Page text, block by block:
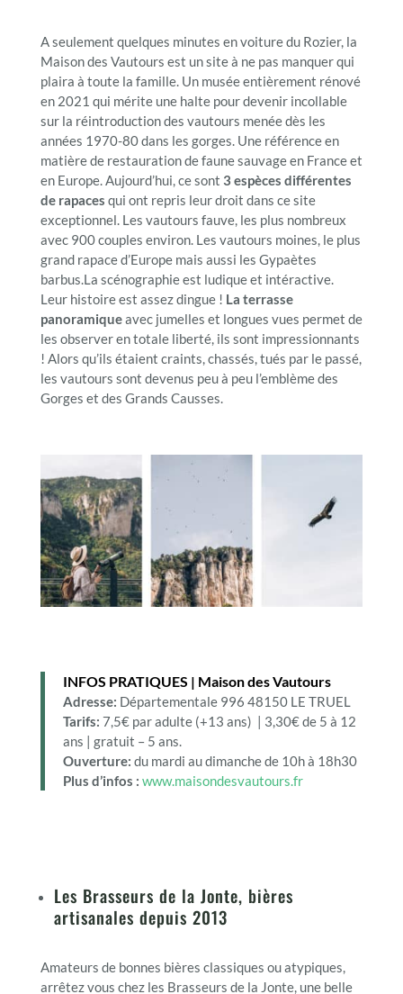
A seulement quelques minutes en voiture du Rozier, la
Maison des Vautours est un site à ne pas manquer qui
plaira à toute la famille. Un musée entièrement rénové
en 2021 qui mérite une halte pour devenir incollable
sur la réintroduction des vautours menée dès les
années 1970-80 dans les gorges. Une référence en
matière de restauration de faune sauvage en France et
en Europe. Aujourd’hui, ce sont 3 espèces différentes
de rapaces qui ont repris leur droit dans ce site
exceptionnel. Les vautours fauve, les plus nombreux
avec 900 couples environ. Les vautours moines, le plus
grand rapace d’Europe mais aussi les Gypaètes
barbus.La scénographie est ludique et intéractive.
Leur histoire est assez dingue ! La terrasse
panoramiqueavec jumelles et longues vues permet de
les observer en totale liberté, ils sont impressionnants
! Alors qu’ils étaient craints, chassés, tués par le passé,
les vautours sont devenus peu à peu l’emblème des
Gorges et des Grands Causses.
INFOS PRATIQUES | Maison des Vautours
Adresse: Départementale 996 48150 LE TRUEL
Tarifs: 7,5€ par adulte (+13 ans) | 3,30€ de 5 à 12
ans | gratuit – 5 ans.
Ouverture: du mardi au dimanche de 10h à 18h30
Plus d’infos : www.maisondesvautours.fr
Les Brasseurs de la Jonte, bières
artisanales depuis 2013
Amateurs de bonnes bières classiques ou atypiques,
arrêtez vous chez les Brasseurs de la Jonte, une belle